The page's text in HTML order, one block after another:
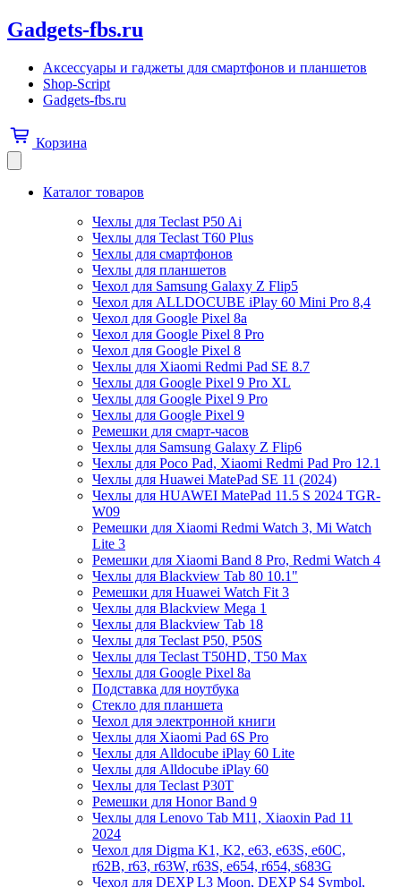
Gadgets-fbs.ru
Аксессуары и гаджеты для смартфонов и планшетов
Shop-Script
Gadgets-fbs.ru
Корзина
Каталог товаров
Чехлы для Teclast P50 Ai
Чехлы для Teclast T60 Plus
Чехлы для смартфонов
Чехлы для планшетов
Чехол для Samsung Galaxy Z Flip5
Чехол для ALLDOCUBE iPlay 60 Mini Pro 8,4
Чехол для Google Pixel 8a
Чехол для Google Pixel 8 Pro
Чехол для Google Pixel 8
Чехлы для Xiaomi Redmi Pad SE 8.7
Чехлы для Google Pixel 9 Pro XL
Чехлы для Google Pixel 9 Pro
Чехлы для Google Pixel 9
Ремешки для смарт-часов
Чехлы для Samsung Galaxy Z Flip6
Чехлы для Poco Pad, Xiaomi Redmi Pad Pro 12.1
Чехлы для Huawei MatePad SE 11 (2024)
Чехлы для HUAWEI MatePad 11.5 S 2024 TGR-
W09
Ремешки для Xiaomi Redmi Watch 3, Mi Watch
Lite 3
Ремешки для Xiaomi Band 8 Pro, Redmi Watch 4
Чехлы для Blackview Tab 80 10.1"
Ремешки для Huawei Watch Fit 3
Чехлы для Blackview Mega 1
Чехлы для Blackview Tab 18
Чехлы для Teclast P50, P50S
Чехлы для Teclast T50HD, T50 Max
Чехлы для Google Pixel 8a
Подставка для ноутбука
Стекло для планшета
Чехол для электронной книги
Чехлы для Xiaomi Pad 6S Pro
Чехлы для Alldocube iPlay 60 Lite
Чехлы для Alldocube iPlay 60
Чехлы для Teclast P30T
Ремешки для Honor Band 9
Чехлы для Lenovo Tab M11, Xiaoxin Pad 11
2024
Чехол для Digma K1, K2, e63, e63S, e60C,
r62B, r63, r63W, r63S, e654, r654, s683G
Чехол для DEXP L3 Moon, DEXP S4 Symbol,